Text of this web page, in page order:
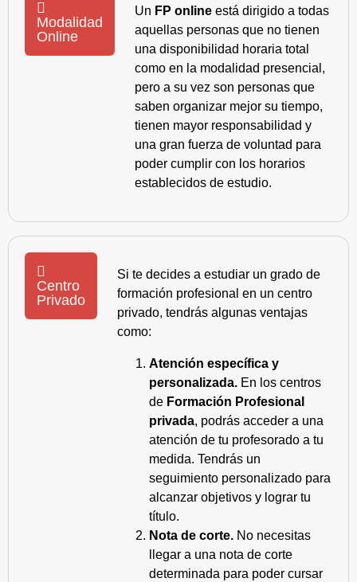
Modalidad
Online
Un FP online está dirigido a todas
aquellas personas que no tienen
una disponibilidad horaria total
como en la modalidad presencial,
pero a su vez son personas que
saben organizar mejor su tiempo,
tienen mayor responsabilidad y
una gran fuerza de voluntad para
poder cumplir con los horarios
establecidos de estudio.
Centro
Privado
Si te decides a estudiar un grado de
formación profesional en un centro
privado, tendrás algunas ventajas
como:
Atención específica y
personalizada. En los centros
de Formación Profesional
privada, podrás acceder a una
atención de tu profesorado a tu
medida. Tendrás un
seguimiento personalizado para
alcanzar objetivos y lograr tu
título.
Nota de corte. No necesitas
llegar a una nota de corte
determinada para poder cursar